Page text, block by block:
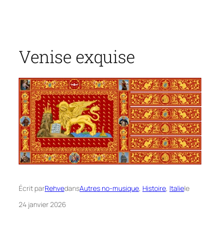
Venise exquise
Écrit parRehvedansAutres no-musique, Histoire, Italiele
24 janvier 2026